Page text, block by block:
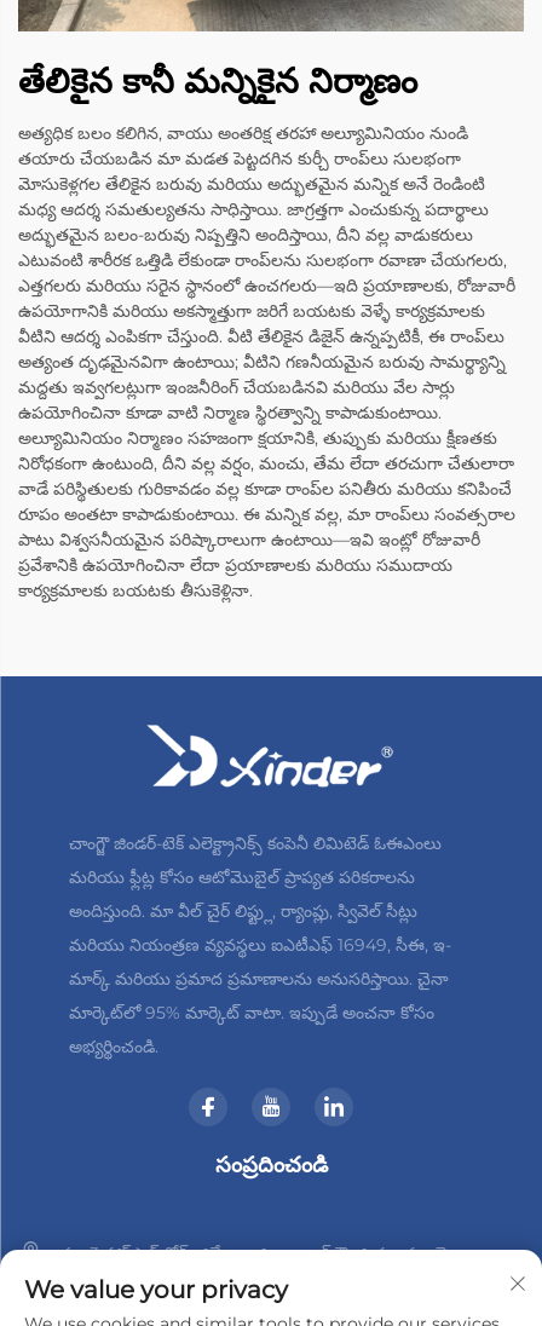
తేలికైన కానీ మన్నికైన నిర్మాణం
అత్యధిక బలం కలిగిన, వాయు అంతరిక్ష తరహా అల్యూమినియం నుండి
తయారు చేయబడిన మా మడత పెట్టదగిన కుర్చీ రాంప్‌లు సులభంగా
మోసుకెళ్లగల తేలికైన బరువు మరియు అద్భుతమైన మన్నిక అనే రెండింటి
మధ్య ఆదర్శ సమతుల్యతను సాధిస్తాయి. జాగ్రత్తగా ఎంచుకున్న పదార్థాలు
అద్భుతమైన బలం-బరువు నిష్పత్తిని అందిస్తాయి, దీని వల్ల వాడుకరులు
ఎటువంటి శారీరక ఒత్తిడి లేకుండా రాంప్‌లను సులభంగా రవాణా చేయగలరు,
ఎత్తగలరు మరియు సరైన స్థానంలో ఉంచగలరు—ఇది ప్రయాణాలకు, రోజువారీ
ఉపయోగానికి మరియు అకస్మాత్తుగా జరిగే బయటకు వెళ్ళే కార్యక్రమాలకు
వీటిని ఆదర్శ ఎంపికగా చేస్తుంది. వీటి తేలికైన డిజైన్ ఉన్నప్పటికీ, ఈ రాంప్‌లు
అత్యంత దృఢమైనవిగా ఉంటాయి; వీటిని గణనీయమైన బరువు సామర్థ్యాన్ని
మద్దతు ఇవ్వగలట్లుగా ఇంజనీరింగ్ చేయబడినవి మరియు వేల సార్లు
ఉపయోగించినా కూడా వాటి నిర్మాణ స్థిరత్వాన్ని కాపాడుకుంటాయి.
అల్యూమినియం నిర్మాణం సహజంగా క్షయానికి, తుప్పుకు మరియు క్షీణతకు
నిరోధకంగా ఉంటుంది, దీని వల్ల వర్షం, మంచు, తేమ లేదా తరచుగా చేతులారా
వాడే పరిస్థితులకు గురికావడం వల్ల కూడా రాంప్‌ల పనితీరు మరియు కనిపించే
రూపం అంతటా కాపాడుకుంటాయి. ఈ మన్నిక వల్ల, మా రాంప్‌లు సంవత్సరాల
పాటు విశ్వసనీయమైన పరిష్కారాలుగా ఉంటాయి—ఇవి ఇంట్లో రోజువారీ
ప్రవేశానికి ఉపయోగించినా లేదా ప్రయాణాలకు మరియు సముదాయ
కార్యక్రమాలకు బయటకు తీసుకెళ్లినా.
చాంగ్జౌ జిండర్-టెక్ ఎలెక్ట్రానిక్స్ కంపెనీ లిమిటెడ్ ఓఈఎంలు
మరియు ఫ్లీట్ల కోసం ఆటోమొబైల్ ప్రాప్యత పరికరాలను
అందిస్తుంది. మా వీల్ చైర్ లిఫ్ట్లు, ర్యాంప్లు, స్వివెల్ సీట్లు
మరియు నియంత్రణ వ్యవస్థలు ఐఎటీఎఫ్ 16949, సీఈ, ఇ-
మార్క్ మరియు ప్రమాద ప్రమాణాలను అనుసరిస్తాయి. చైనా
మార్కెట్‌లో 95% మార్కెట్ వాటా. ఇప్పుడే అంచనా కోసం
అభ్యర్థించండి.
సంప్రదించండి
నం. 3 హాన్‌షాన్ రోడ్, జిన్బేయి జిల్లా, చాంగ్‌జౌ, జియాంగ్సు, చైనా
+86-18961288218
We value your privacy